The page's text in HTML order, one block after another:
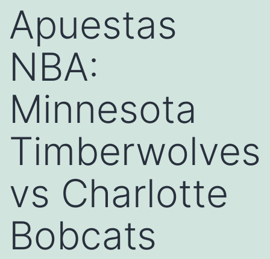
Apuestas
NBA:
Minnesota
Timberwolves
vs Charlotte
Bobcats